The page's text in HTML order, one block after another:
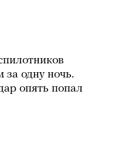
одну ночь.
опять попал